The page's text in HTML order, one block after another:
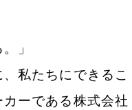
」
私たちにできるこ
ーである株式会社